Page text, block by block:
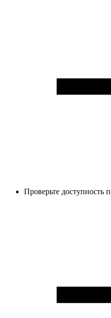
Проверьте доступность